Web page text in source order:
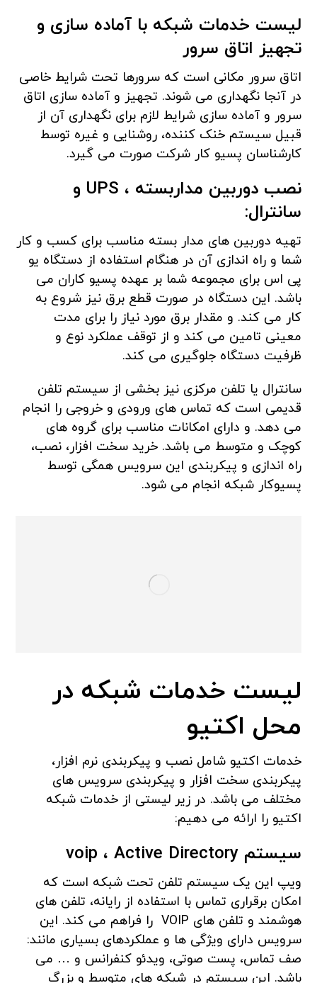
لیست خدمات شبکه با آماده سازی و
تجهیز اتاق سرور
اتاق سرور مکانی است که سرورها تحت شرایط خاصی
در آنجا نگهداری می شوند. تجهیز و آماده سازی اتاق
سرور و آماده سازی شرایط لازم برای نگهداری آن از
قبیل سیستم خنک کننده، روشنایی و غیره توسط
کارشناسان پسیو کار شرکت صورت می گیرد.
نصب دوربین مداربسته ،
UPS و
سانترال:
تهیه دوربین های مدار بسته مناسب برای کسب و کار
شما و راه اندازی آن در هنگام استفاده از دستگاه یو
پی اس برای مجموعه شما بر عهده پسیو کاران می
باشد. این دستگاه در صورت قطع برق نیز شروع به
کار می کند. و مقدار برق مورد نیاز را برای مدت
معینی تامین می کند و از توقف عملکرد نوع و
ظرفیت دستگاه جلوگیری می کند.
سانترال یا تلفن مرکزی نیز بخشی از سیستم تلفن
قدیمی است که تماس های ورودی و خروجی را انجام
می دهد. و دارای امکانات مناسب برای گروه های
کوچک و متوسط ​​می باشد. خرید سخت افزار، نصب،
راه اندازی و پیکربندی این سرویس همگی توسط
پسیوکار شبکه انجام می شود.
لیست خدمات شبکه در
محل اکتیو
خدمات اکتیو شامل نصب و پیکربندی نرم افزار،
پیکربندی سخت افزار و پیکربندی سرویس های
مختلف می باشد. در زیر لیستی از خدمات شبکه
اکتیو را ارائه می دهیم:
سیستم voip ، Active Directory
ویپ این یک سیستم تلفن تحت شبکه است که
امکان برقراری تماس با استفاده از رایانه، تلفن های
هوشمند و تلفن های VOIP را فراهم می کند. این
سرویس دارای ویژگی ها و عملکردهای بسیاری مانند:
صف تماس، پست صوتی، ویدئو کنفرانس و … می
باشد. این سیستم در شبکه های متوسط ​​و بزرگ